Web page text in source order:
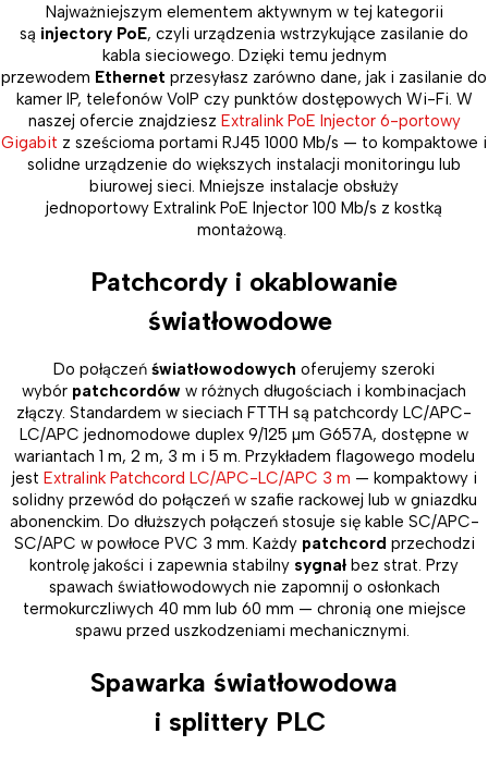
Najważniejszym elementem aktywnym w tej kategorii
są injectory PoE, czyli urządzenia wstrzykujące zasilanie do
kabla sieciowego. Dzięki temu jednym
przewodem Ethernet przesyłasz zarówno dane, jak i zasilanie do
kamer IP, telefonów VoIP czy punktów dostępowych Wi-Fi. W
naszej ofercie znajdziesz Extralink PoE Injector 6-portowy
Gigabit z sześcioma portami RJ45 1000 Mb/s — to kompaktowe i
solidne urządzenie do większych instalacji monitoringu lub
biurowej sieci. Mniejsze instalacje obsłuży
jednoportowy Extralink PoE Injector 100 Mb/s z kostką
montażową.
Patchcordy i okablowanie
światłowodowe
Do połączeń światłowodowych oferujemy szeroki
wybór patchcordów w różnych długościach i kombinacjach
złączy. Standardem w sieciach FTTH są patchcordy LC/APC-
LC/APC jednomodowe duplex 9/125 µm G657A, dostępne w
wariantach 1 m, 2 m, 3 m i 5 m. Przykładem flagowego modelu
jest Extralink Patchcord LC/APC-LC/APC 3 m — kompaktowy i
solidny przewód do połączeń w szafie rackowej lub w gniazdku
abonenckim. Do dłuższych połączeń stosuje się kable SC/APC-
SC/APC w powłoce PVC 3 mm. Każdy patchcord przechodzi
kontrolę jakości i zapewnia stabilny sygnał bez strat. Przy
spawach światłowodowych nie zapomnij o osłonkach
termokurczliwych 40 mm lub 60 mm — chronią one miejsce
spawu przed uszkodzeniami mechanicznymi.
Spawarka światłowodowa
i splittery PLC